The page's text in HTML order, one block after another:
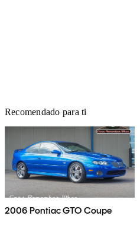
Recomendado para ti
2006 Pontiac GTO Coupe